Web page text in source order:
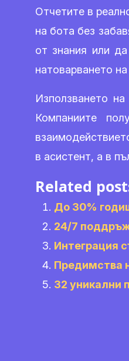
Отчетите в
на бота без
от знания или
натоварването
Използването
Компаниите
в асистент, а в
Related
До 30%
24/7
Интеграция
Предимства
32 уникални